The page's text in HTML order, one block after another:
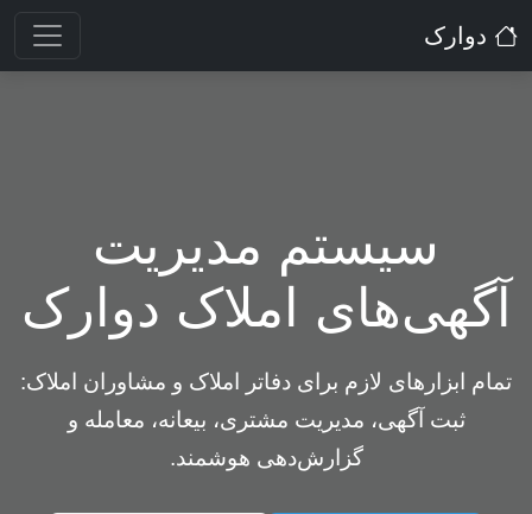
دوارک
سیستم مدیریت
آگهی‌های املاک دوارک
تمام ابزارهای لازم برای دفاتر املاک و مشاوران املاک:
ثبت آگهی، مدیریت مشتری، بیعانه، معامله و
گزارش‌دهی هوشمند.